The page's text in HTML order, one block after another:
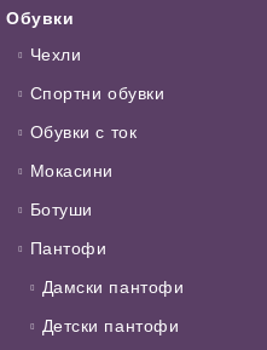
Обувки
Чехли
Спортни обувки
Обувки с ток
Мокасини
Ботуши
Пантофи
Дамски пантофи
Детски пантофи